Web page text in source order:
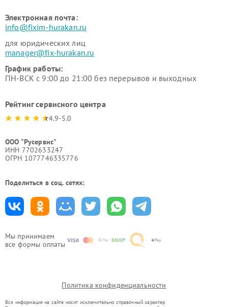
Мы принимаем
все формы оплаты
Электронная почта:
info@fixim-hurakan.ru
для юридических лиц
manager@fix-hurakan.ru
График работы:
ПН-ВСК с 9:00 до 21:00 без перерывов и выходных
Рейтинг сервисного центра
4.9-5.0
ООО "Русервис"
ИНН 7702633247
ОГРН 1077746335776
Поделиться в соц. сетях:
Политика конфиденциальности
Вся информация на сайте носит исключительно справочный характер.